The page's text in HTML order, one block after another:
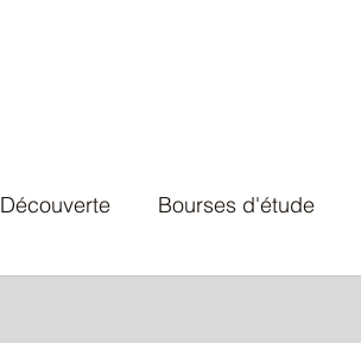
Découverte Bourses d'étude